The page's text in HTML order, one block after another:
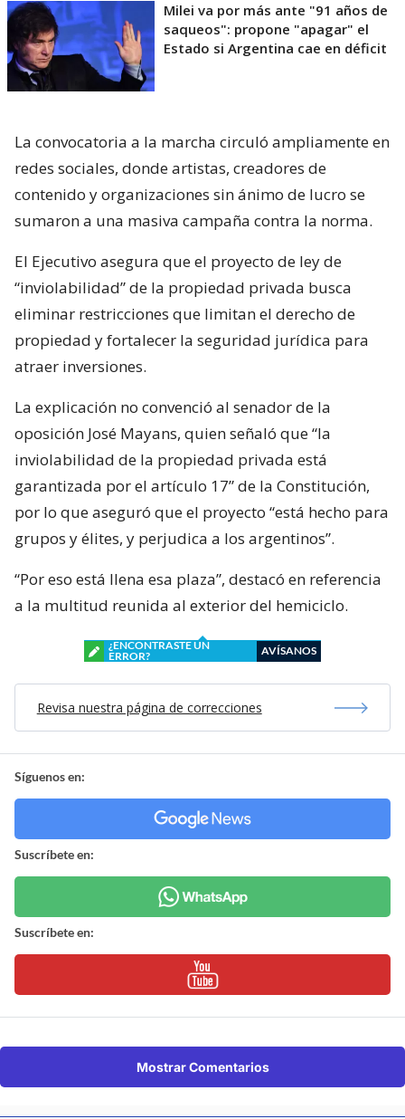
Milei va por más ante "91 años de
saqueos": propone "apagar" el
Estado si Argentina cae en déficit
La convocatoria a la marcha circuló ampliamente en
redes sociales, donde artistas, creadores de
contenido y organizaciones sin ánimo de lucro se
sumaron a una masiva campaña contra la norma.
El Ejecutivo asegura que el proyecto de ley de
“inviolabilidad” de la propiedad privada busca
eliminar restricciones que limitan el derecho de
propiedad y fortalecer la seguridad jurídica para
atraer inversiones.
La explicación no convenció al senador de la
oposición José Mayans, quien señaló que “la
inviolabilidad de la propiedad privada está
garantizada por el artículo 17” de la Constitución,
por lo que aseguró que el proyecto “está hecho para
grupos y élites, y perjudica a los argentinos”.
“Por eso está llena esa plaza”, destacó en referencia
a la multitud reunida al exterior del hemiciclo.
¿ENCONTRASTE UN
ERROR?
AVÍSANOS
Revisa nuestra página de correcciones
Síguenos en:
Suscríbete en:
Suscríbete en:
Mostrar Comentarios